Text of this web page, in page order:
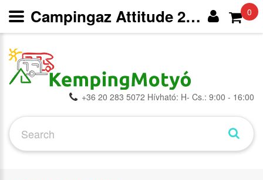
+36 20 283 5072 Hívható: H- Cs.: 9:00 - 16:00
0
Campingaz Attitude 2go CV | Kompakt Gázpatronos Asztali Grill - Asztali grillsütők - Hordozható gázgrillek és plancha - Grill és pizza -